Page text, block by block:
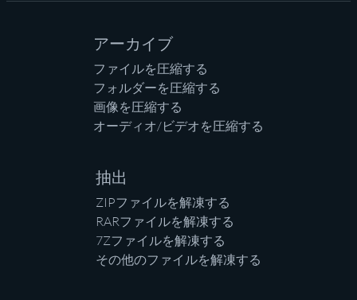
アーカイブ
ファイルを圧縮する
フォルダーを圧縮する
画像を圧縮する
オーディオ/ビデオを圧縮する
抽出
ZIPファイルを解凍する
RARファイルを解凍する
7Zファイルを解凍する
その他のファイルを解凍する